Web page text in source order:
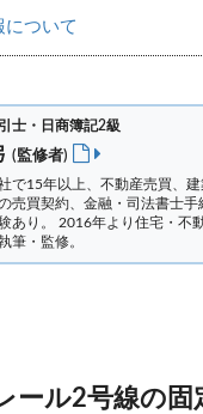
について
士・日商簿記2級
(監修者)
で15年以上、不動産売買、
売買契約、金融・司法書士手
あり。 2016年より住宅・不
筆・監修。
ール2号線の